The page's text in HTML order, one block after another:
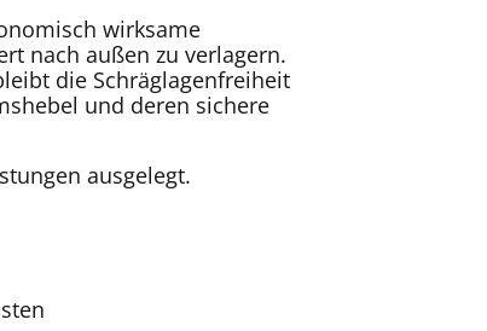
wirksame
nach außen zu verlagern.
die Schräglagenfreiheit
und deren sichere
ausgelegt.